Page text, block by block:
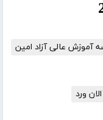
آموزش عالی آزاد امین
ورد